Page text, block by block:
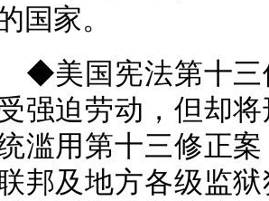
国家。
国宪法第十三
强迫劳动，但却
滥用第十三修正
邦及地方各级监